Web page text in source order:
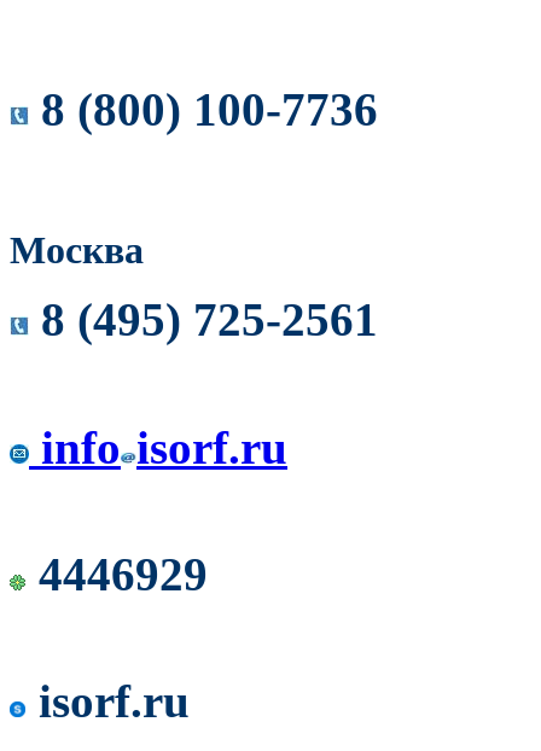
8 (800) 100-7736
Москва
8 (495) 725-2561
info isorf.ru
4446929
isorf.ru